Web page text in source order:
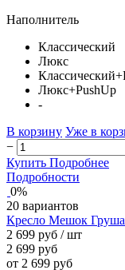
Наполнитель
Классический
Люкс
Люкс+PushUp
-
В корзину Уже в
−
Купить Подробнее
Подробности
0%
20 вариантов
Кресло Мешок
2 699 руб / шт
2 699 руб
от 2 699 руб